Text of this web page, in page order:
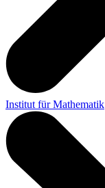
Institut für Mathematik